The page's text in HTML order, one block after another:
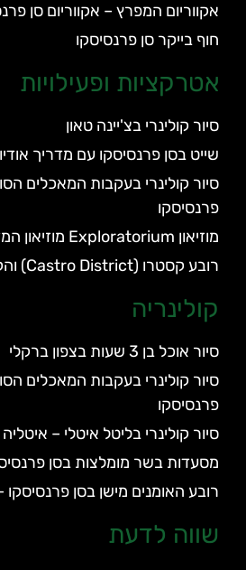
אקווריום המפרץ – אקווריום סן
חוף בייקר סן פרנסיסקו
אטרקציות ופעילויות
סיור קולינרי בצ'יינה טאון
שייט בסן פרנסיסקו עם מדריך
סיור קולינרי בעקבות המאכלים
פרנסיסקו
מוזיאון Exploratorium מוזיאון המדע של סן פרנסיסקו
רובע קסטרו (Castro District) והקהילה הגאה
קולינריה
סיור אוכל בן 3 שעות בצפון ברקלי
סיור קולינרי בעקבות המאכלים
פרנסיסקו
סיור קולינרי בליטל איטלי –
מסעדות בשר מומלצות בסן
רובע האומנים מישן בסן
שווה לדעת